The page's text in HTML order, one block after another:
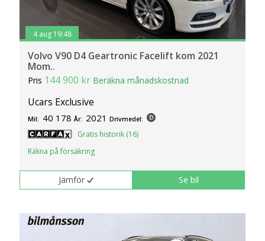
4 aug 19:48
Volvo V90 D4 Geartronic Facelift kom 2021
Mom..
Pris 144 900 kr Beräkna månadskostnad
Ucars Exclusive
Mil: 40 178 År: 2021 Drivmedel:
Gratis historik (16)
Räkna på försäkring
Jämför Se bil